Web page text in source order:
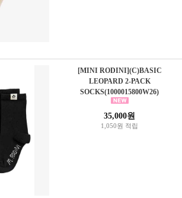
[MINI RODINI](C)BASIC
LEOPARD 2-PACK
SOCKS(1000015800W26)
35,000원
1,050원 적립